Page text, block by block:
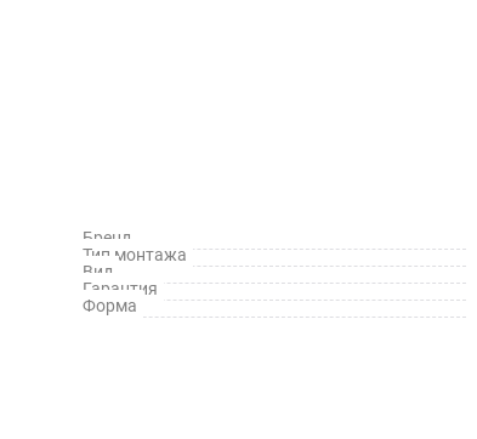
Бренд
Тип монтажа
Вид
Гарантия
Форма